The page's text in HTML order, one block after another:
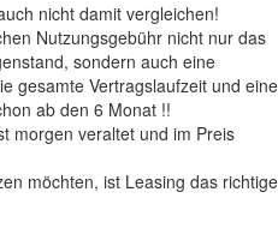
nicht damit vergleichen!
Nutzungsgebühr nicht nur das
sondern auch eine
gesamte Vertragslaufzeit und eine
ab den 6 Monat !!
morgen veraltet und im Preis
möchten, ist Leasing das richtige